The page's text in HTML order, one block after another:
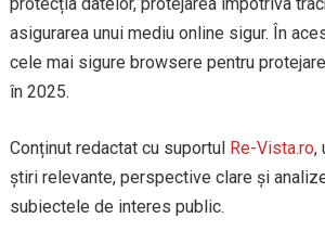
asigurarea unui mediu online sigur. În
cele mai sigure browsere pentru
în 2025.
Conținut redactat cu suportul Re-Vista.ro,
știri relevante, perspective clare și
subiectele de interes public.